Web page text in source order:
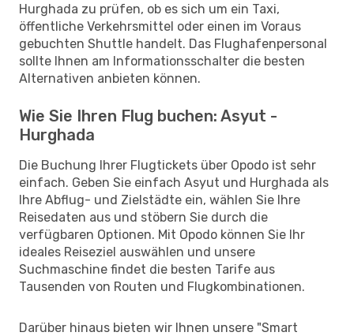
Hurghada zu prüfen, ob es sich um ein Taxi,
öffentliche Verkehrsmittel oder einen im Voraus
gebuchten Shuttle handelt. Das Flughafenpersonal
sollte Ihnen am Informationsschalter die besten
Alternativen anbieten können.
Wie Sie Ihren Flug buchen: Asyut -
Hurghada
Die Buchung Ihrer Flugtickets über Opodo ist sehr
einfach. Geben Sie einfach Asyut und Hurghada als
Ihre Abflug- und Zielstädte ein, wählen Sie Ihre
Reisedaten aus und stöbern Sie durch die
verfügbaren Optionen. Mit Opodo können Sie Ihr
ideales Reiseziel auswählen und unsere
Suchmaschine findet die besten Tarife aus
Tausenden von Routen und Flugkombinationen.
Darüber hinaus bieten wir Ihnen unsere "Smart